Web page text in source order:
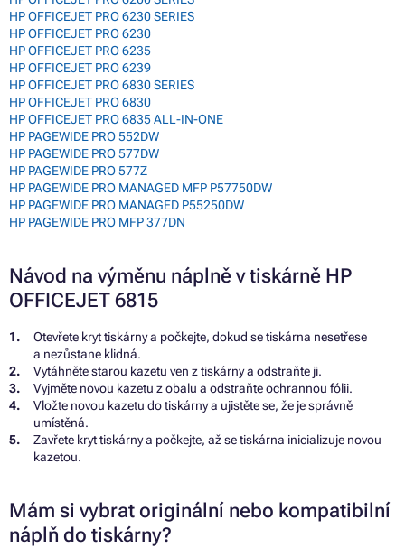
HP OFFICEJET PRO 6230 SERIES
HP OFFICEJET PRO 6230
HP OFFICEJET PRO 6235
HP OFFICEJET PRO 6239
HP OFFICEJET PRO 6830 SERIES
HP OFFICEJET PRO 6830
HP OFFICEJET PRO 6835 ALL-IN-ONE
HP PAGEWIDE PRO 552DW
HP PAGEWIDE PRO 577DW
HP PAGEWIDE PRO 577Z
HP PAGEWIDE PRO MANAGED MFP P57750DW
HP PAGEWIDE PRO MANAGED P55250DW
HP PAGEWIDE PRO MFP 377DN
Návod na výměnu náplně v tiskárně HP
OFFICEJET 6815
Otevřete kryt tiskárny a počkejte, dokud se tiskárna nesetřese
a nezůstane klidná.
Vytáhněte starou kazetu ven z tiskárny a odstraňte ji.
Vyjměte novou kazetu z obalu a odstraňte ochrannou fólii.
Vložte novou kazetu do tiskárny a ujistěte se, že je správně
umístěná.
Zavřete kryt tiskárny a počkejte, až se tiskárna inicializuje novou
kazetou.
Mám si vybrat originální nebo kompatibilní
náplň do tiskárny?